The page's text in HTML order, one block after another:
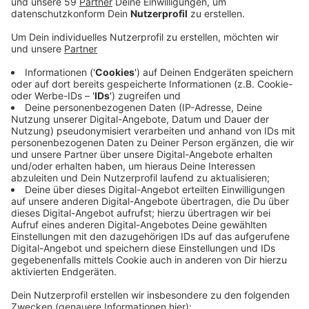
Anzeige
Laut Verein geht es um eine Anlage, in der Hunde
Füchse gejagd haben. Die Anlage wird allerdings schon
seit zwei Jahren zurückgebaut. In dieser sogenannten
"Schliefanlage" gibt es künstliche unterirdische Tunnel.
Füchse, die extra für solche Trainings gehalten
werden, werden von Hunden durch diese Tunnel
gehetzt. PETA hat rund 20 solcher Anlagenbetreiber in
Deutschland verklagt - darunter auch den DTK
Grevenbroich. Der Tierschutzverein stellt klar: Nach
dem Tierschutzgesetz sind Straftaten nach drei
Jahren verjährt. Deshalb solle die Staatsanwaltschaft
prüfen, ob in der nichtverjährten Zeit dort diese
Grevenbroich prüft seinerseits rechtliche Schritte.